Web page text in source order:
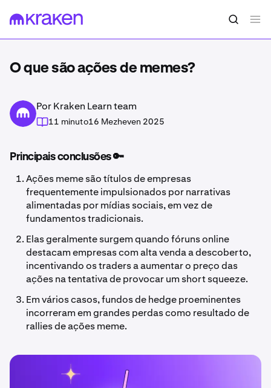
O que são ações de memes?
Por Kraken Learn team
11 minuto16 Mezheven 2025
Principais conclusões 🔑
Ações meme são títulos de empresas
frequentemente impulsionados por narrativas
alimentadas por mídias sociais, em vez de
fundamentos tradicionais.
Elas geralmente surgem quando fóruns online
destacam empresas com alta venda a descoberto,
incentivando os traders a aumentar o preço das
ações na tentativa de provocar um short squeeze.
Em vários casos, fundos de hedge proeminentes
incorreram em grandes perdas como resultado de
rallies de ações meme.